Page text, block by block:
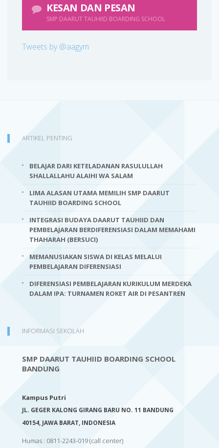
KESAN DAN PESAN
SMP DAARUT TAUHIID BOARDING SCHOOL
Tweets by @aagym
ARTIKEL PENTING
BELAJAR DARI KETELADANAN RASULULLAH
SHALLALLAHU ALAIHI WA SALAM
LIMA ALASAN UTAMA MEMILIH SMP DAARUT
TAUHIID BOARDING SCHOOL
INTEGRASI BUDAYA DAARUT TAUHIID DAN
PEMBELAJARAN BERDIFERENSIASI DALAM MEMAHAMI
THAHARAH (BERSUCI)
MEMANUSIAKAN SISWA DI KELAS MELALUI
PEMBELAJARAN DIFERENSIASI
DIFERENSIASI PEMBELAJARAN KURIKULUM MERDEKA
DALAM IPA: TURNAMEN ROKET AIR DI PESANTREN
INFORMASI SEKOLAH
SMP DAARUT TAUHIID BOARDING SCHOOL
BANDUNG
Kampus Putri
JL. GEGER KALONG GIRANG BARU NO. 11 BANDUNG
40154, JAWA BARAT, INDONESIA
Humas : 0811-2243-019(call center)